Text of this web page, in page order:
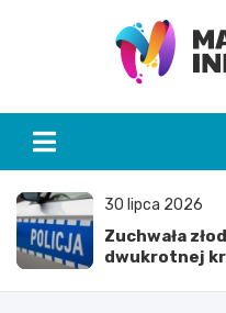
30 lipca 2026
Zuchwała
dwukrotnej